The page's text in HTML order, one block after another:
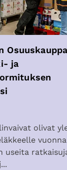
ja
olivat
vuonna
useita